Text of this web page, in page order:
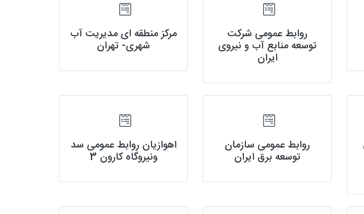
روابط عمومی شرکت
توسعه منابع آب و نیروی
ایران
مرکز منطقه ای مدیریت آب
شهری- تهران
روابط عمومی سازمان
توسعه برق ایران
اهوازیان روابط عمومی سد
ونیروگاه کارون 3